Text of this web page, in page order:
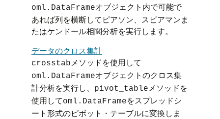
oml.DataFrameオブジェクト内で可能で
あれば列を横断してピアソン、スピアマンま
たはケンドール相関分析を実行します。
データのクロス集計
crosstab メソッドを使用して
oml.DataFrameオブジェクトのクロス集
計分析を実行し、
pivot_table メソッドを
使用してoml.DataFrameをスプレッドシ
ート形式のピボット・テーブルに変換しま